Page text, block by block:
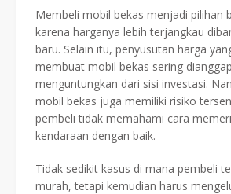
Membeli mobil bekas menjadi pilihan
karena harganya lebih terjangkau
baru. Selain itu, penyusutan harga
membuat mobil bekas sering
menguntungkan dari sisi investasi.
mobil bekas juga memiliki risiko
pembeli tidak memahami cara
kendaraan dengan baik.
Tidak sedikit kasus di mana pembeli
murah, tetapi kemudian harus